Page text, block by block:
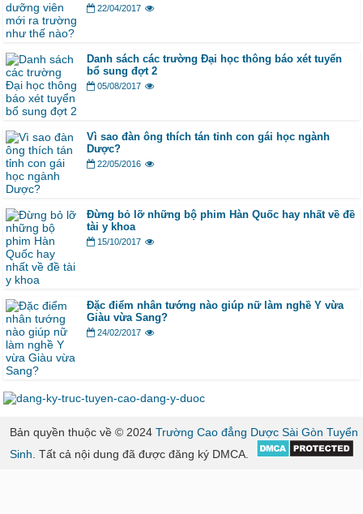
22/04/2017
Danh sách các trường Đại học thông báo xét tuyển
bổ sung đợt 2
05/08/2017
Vì sao đàn ông thích tán tỉnh con gái học ngành
Dược?
22/05/2016
Đừng bỏ lỡ những bộ phim Hàn Quốc hay nhất về đề
tài y khoa
15/10/2017
Đặc điểm nhân tướng nào giúp nữ làm nghề Y vừa
Giàu vừa Sang?
24/02/2017
Bản quyền thuộc về © 2024 Trường Cao đẳng Dược Sài Gòn Tuyển
Sinh . Tất cả nội dung đã được đăng ký DMCA.